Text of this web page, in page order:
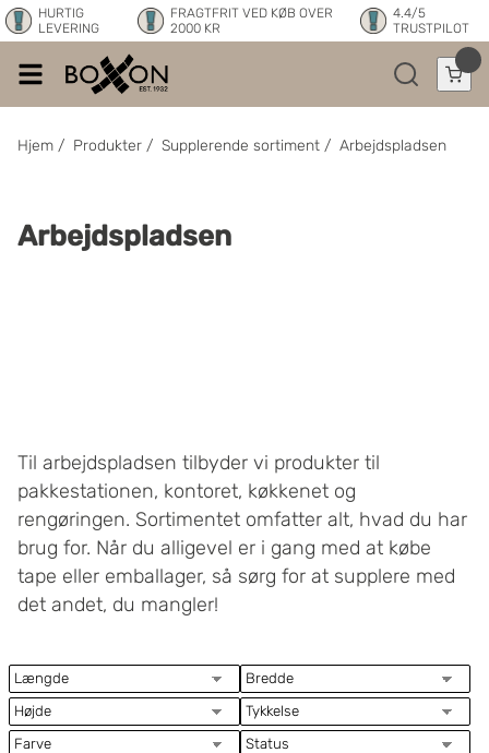
HURTIG
LEVERING
FRAGTFRIT VED KØB OVER
2000 KR
4.4/5
TRUSTPILOT
Hjem / Produkter / Supplerende sortiment / Arbejdspladsen
Arbejdspladsen
Til arbejdspladsen tilbyder vi produkter til
pakkestationen, kontoret, køkkenet og
rengøringen. Sortimentet omfatter alt, hvad du har
brug for. Når du alligevel er i gang med at købe
tape eller emballager, så sørg for at supplere med
det andet, du mangler!